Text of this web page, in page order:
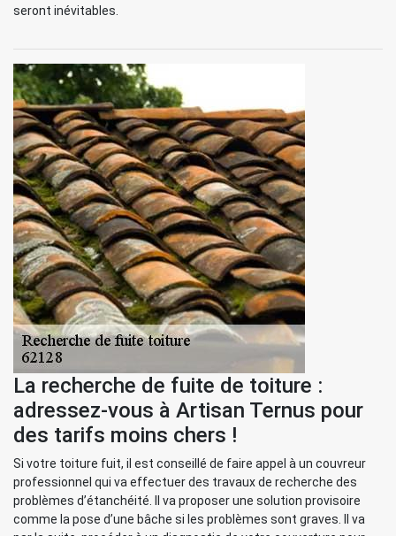
seront inévitables.
La recherche de fuite de toiture :
adressez-vous à Artisan Ternus pour
des tarifs moins chers !
Si votre toiture fuit, il est conseillé de faire appel à un couvreur
professionnel qui va effectuer des travaux de recherche des
problèmes d’étanchéité. Il va proposer une solution provisoire
comme la pose d’une bâche si les problèmes sont graves. Il va